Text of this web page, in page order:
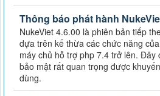
Thông báo phát hành
NukeViet 4.6.00 là phiên bản tiếp
dựa trên kế thừa các chức năng
máy chủ hỗ trợ php 7.4 trở lên. Đây
bảo mật rất quan trọng được
dùng.